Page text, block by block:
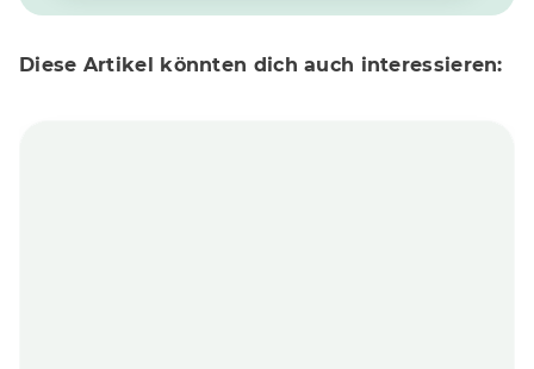
Diese Artikel könnten dich auch interessieren: